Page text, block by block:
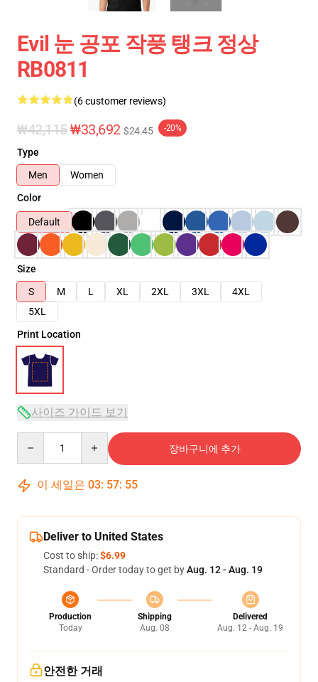
Evil 눈 공포 작풍 탱크 정상
RB0811
(6 customer reviews)
₩42,115₩33,692 $24.45 -20%
Type
Men
Women
Color
Default
Size
S
M L XL 2XL 3XL
4XL
5XL
Print Location
사이즈 가이드 보기
장바구니에 추가
이 세일은 03: 57: 54
Deliver to United States
Cost to ship:$6.99
Standard - Order today to get byAug. 12 - Aug. 19
Production
Today
Shipping
Aug. 08
Delivered
Aug. 12 - Aug. 19
안전한 거래